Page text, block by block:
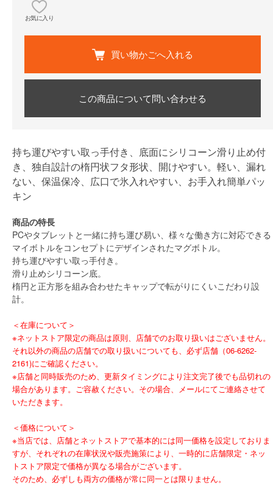
お気に入り
買い物かごへ入れる
この商品について問い合わせる
持ち運びやすい取っ手付き、底面にシリコーン滑り止め付
き、独自設計の楕円状フタ形状、開けやすい。軽い、漏れ
ない、保温保冷、広口で氷入れやすい、お手入れ簡単パッ
キン
商品の特長
PCやタブレットと一緒に持ち運び易い、様々な働き方に対応できる
マイボトルをコンセプトにデザインされたマグボトル。
持ち運びやすい取っ手付き。
滑り止めシリコーン底。
楕円と正方形を組み合わせたキャップで転がりにくいこだわり設
計。
＜在庫について＞
※ネットストア限定の商品は原則、店舗でのお取り扱いはございません。
それ以外の商品の店舗での取り扱いについても、必ず店舗（06-6262-
2161)にご確認ください。
※店舗と同時販売のため、更新タイミングにより注文完了後でも品切れの
場合があります。ご容赦ください。その場合、メールにてご連絡させて
いただきます。
＜価格について＞
※当店では、店舗とネットストアで基本的には同一価格を設定しておりま
すが、それぞれの在庫状況や販売施策により、一時的に店舗限定・ネッ
トストア限定で価格が異なる場合がございます。
そのため、必ずしも両方の価格が常に同一とは限りません。